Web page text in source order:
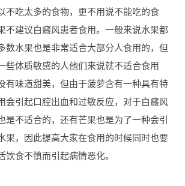
吃太多的食物，更不用说不能吃的食
不建议白癜风患者食用。一般来说水果都
数水果也是非常适合大部分人食用的，但
些体质敏感的人他们来说就不适合食用
有味道甜美，但由于菠萝含有一种具有特
会引起口腔出血和过敏反应，对于白癜风
是不适合的，还有芒果也是为了一种会引
果，因此提高大家在食用的时候同时也要
饮食不慎而引起病情恶化。